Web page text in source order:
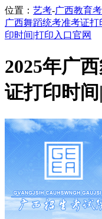
位置： 艺考-广西教育
广西舞蹈统考准考证打
印时间|打印入口官网
2025年广
证打印时